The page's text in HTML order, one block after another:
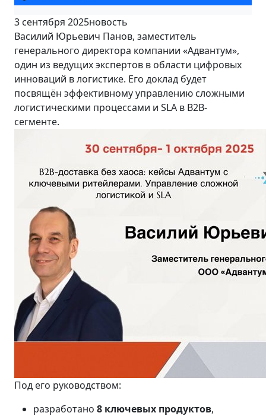
3 сентября 2025новость
Василий Юрьевич Панов, заместитель
генерального директора компании «Адвантум»,
один из ведущих экспертов в области цифровых
инноваций в логистике. Его доклад будет
посвящён эффективному управлению сложными
логистическими процессами и SLA в B2B-
сегменте.
Под его руководством:
разработано 8 ключевых продуктов,